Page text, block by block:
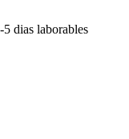
5 dias laborables